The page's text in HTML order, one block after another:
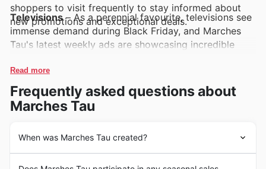
shoppers to visit frequently to stay informed about
new promotions and exceptional deals.
Televisions– As a perennial favourite, televisions see
immense demand during Black Friday, and Marches
Tau's latest weekly ads are showcasing incredible
at unbeatable prices, making these a must-see in their
Black Friday sales.
Smartphones – The newest smartphones are always
Marches Tau's deals. With high demand expected for
these essential devices, customers will find fantastic
offers that are too good to miss in their Black Friday
Read more
Frequently asked questions about
Marches Tau
When was Marches Tau created?